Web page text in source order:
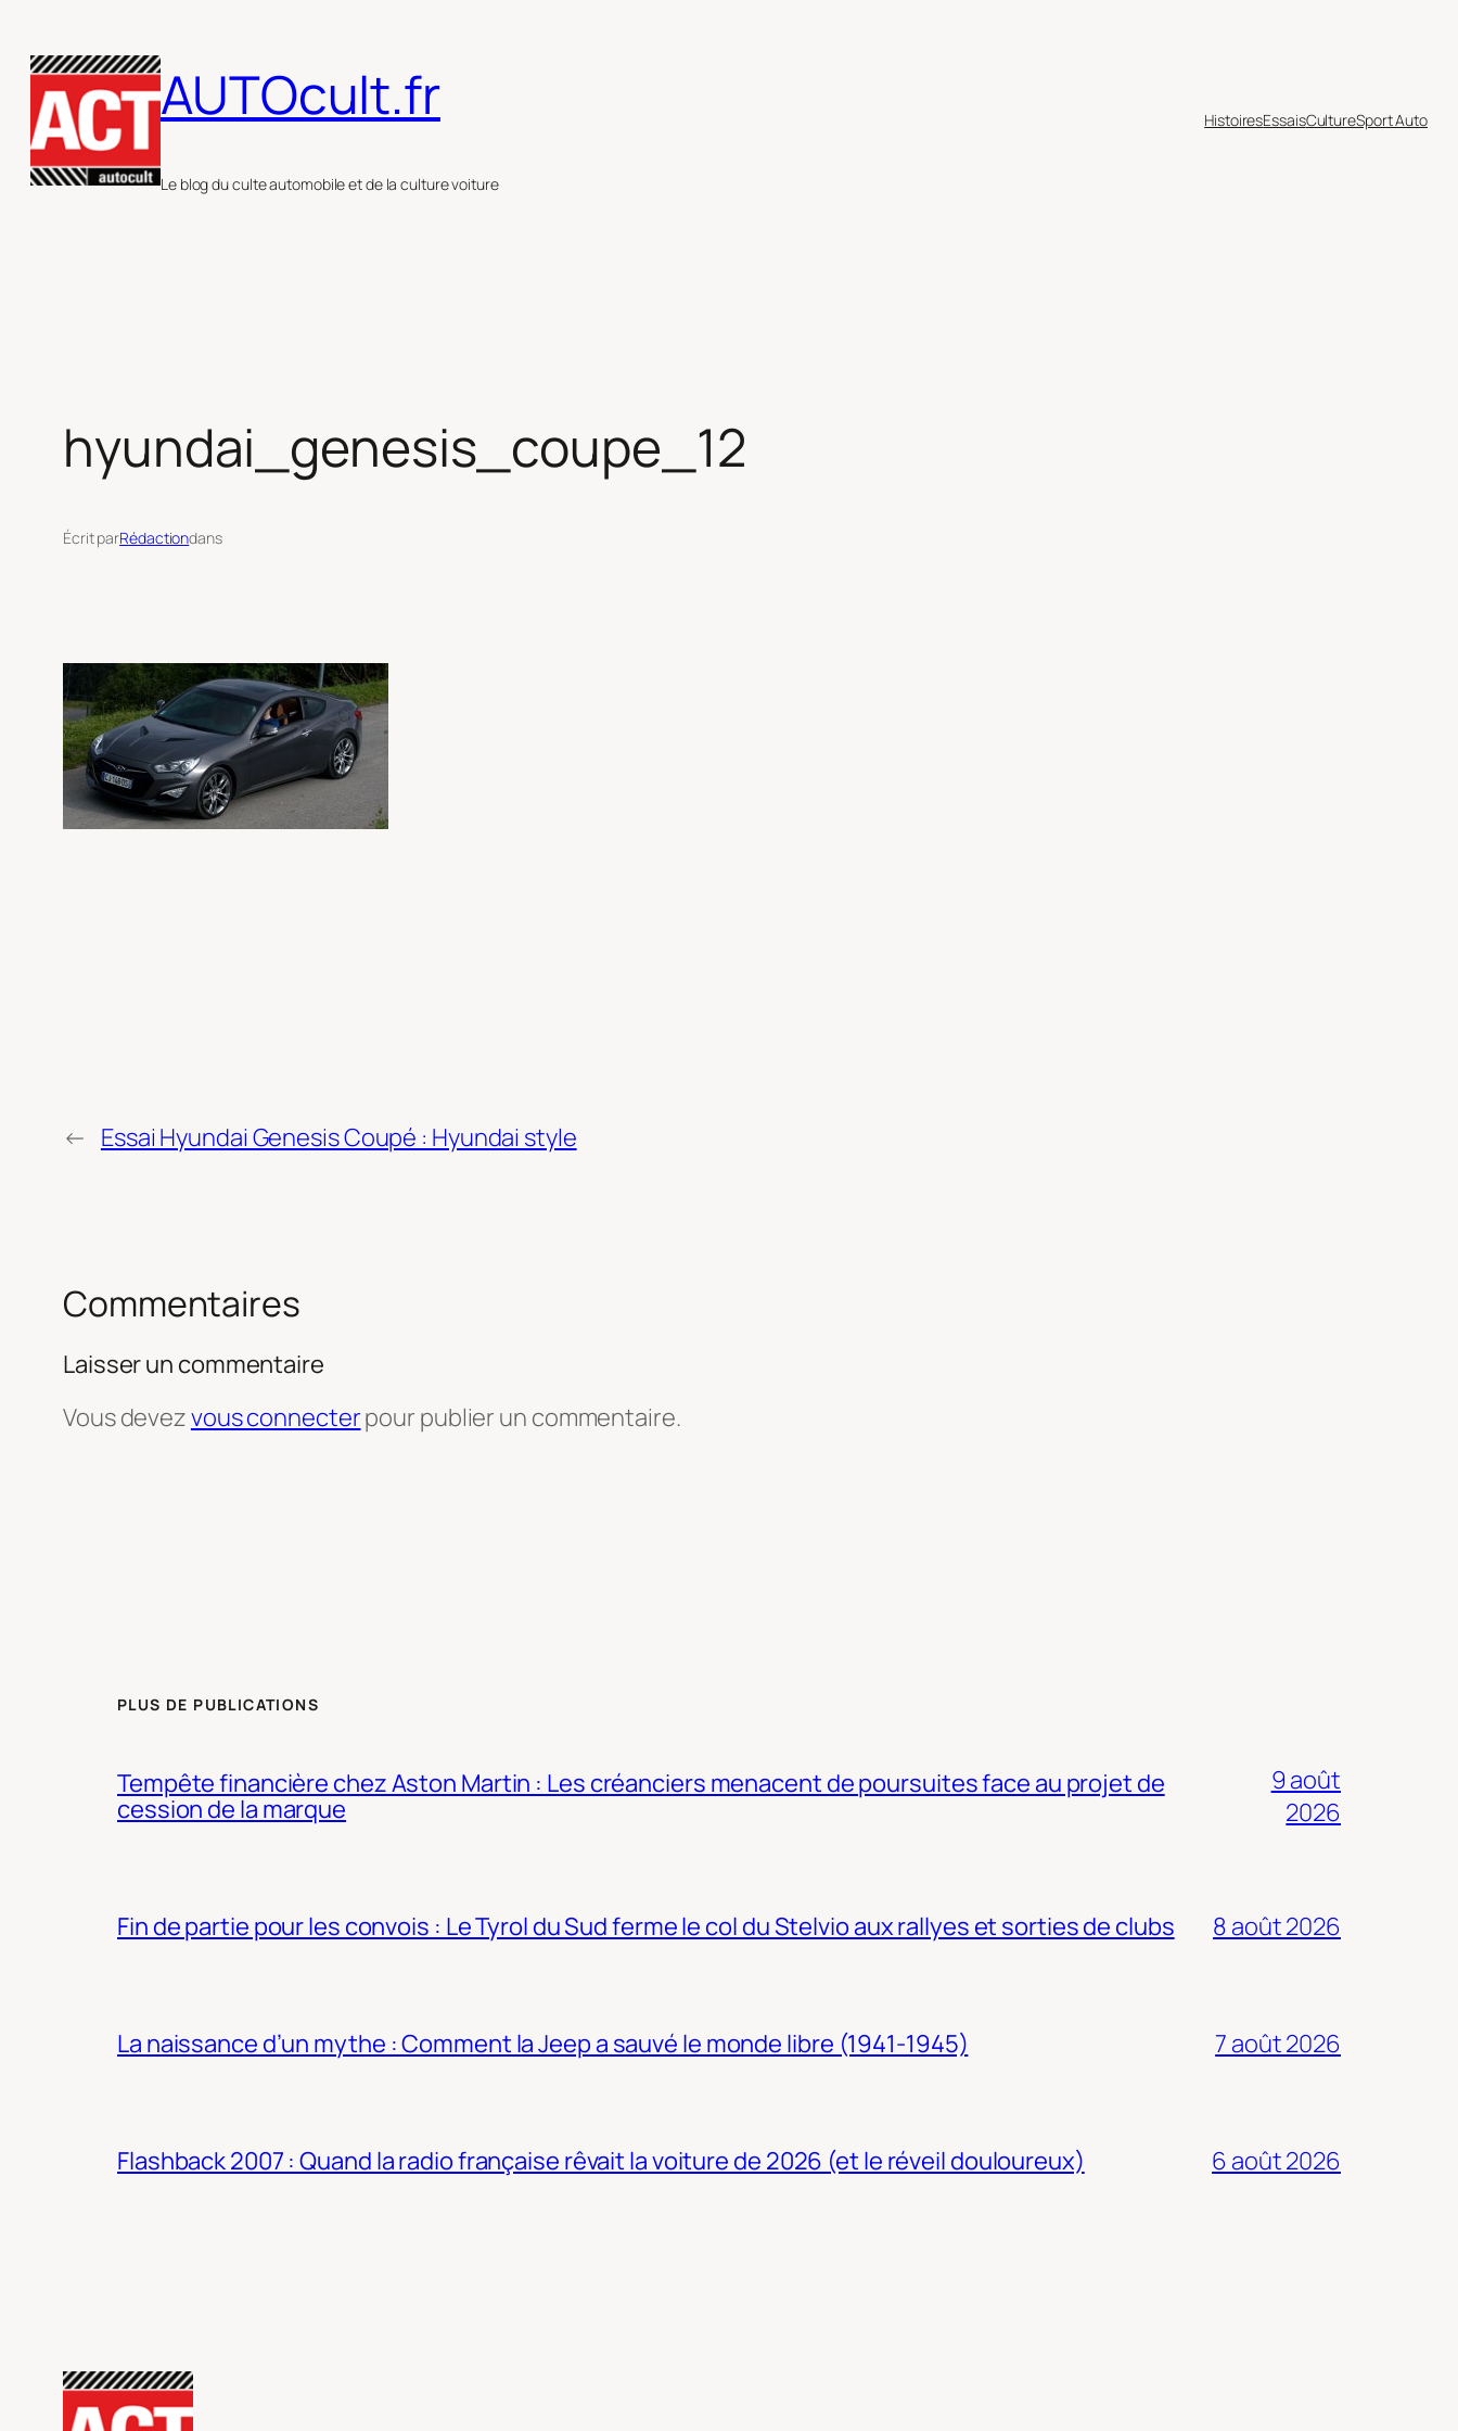
au
contenu
AUTOcult.fr
Le blog du culte automobile et de la culture voiture
HistoiresEssaisCultureSport Auto
hyundai_genesis_coupe_12
Écrit parRédactiondans
← Essai Hyundai Genesis Coupé : Hyundai style
Commentaires
Laisser un commentaire
Vous devezvous connecterpour publier un commentaire.
PLUS DE PUBLICATIONS
Tempête financière chez Aston Martin : Les créanciers menacent de poursuites face au projet de
cession de la marque
9 août
2026
Fin de partie pour les convois : Le Tyrol du Sud ferme le col du Stelvio aux rallyes et sorties de clubs 8 août 2026
La naissance d’un mythe : Comment la Jeep a sauvé le monde libre (1941-1945) 7 août 2026
Flashback 2007 : Quand la radio française rêvait la voiture de 2026 (et le réveil douloureux) 6 août 2026